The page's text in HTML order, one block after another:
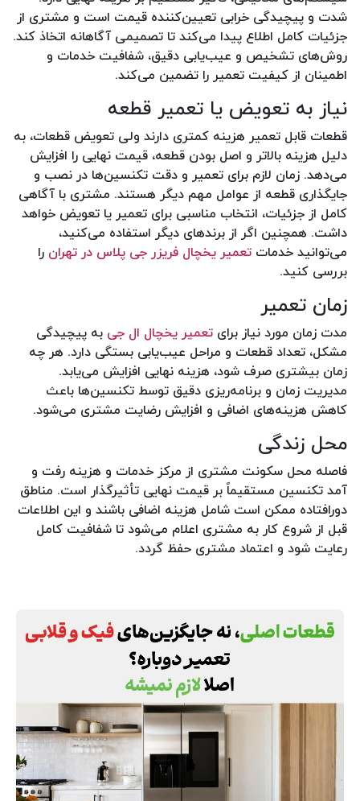
شدت و پیچیدگی خرابی تعیین‌کننده قیمت است و مشتری از
جزئیات کامل اطلاع پیدا می‌کند تا تصمیمی آگاهانه اتخاذ کند.
روش‌های تشخیص و عیب‌یابی دقیق، شفافیت خدمات و
اطمینان از کیفیت تعمیر را تضمین می‌کند.
نیاز به تعویض یا تعمیر قطعه
قطعات قابل تعمیر هزینه کمتری دارند ولی تعویض قطعات، به
دلیل هزینه بالاتر و اصل بودن قطعه، قیمت نهایی را افزایش
می‌دهد. زمان لازم برای تعمیر و دقت تکنسین‌ها در نصب و
جایگذاری قطعه از عوامل مهم دیگر هستند. مشتری با آگاهی
کامل از جزئیات، انتخاب مناسبی برای تعمیر یا تعویض خواهد
داشت. همچنین اگر از برندهای دیگر استفاده می‌کنید،
می‌توانید خدمات تعمیر یخچال فریزر جی پلاس در تهران را
بررسی کنید.
زمان تعمیر
مدت زمان مورد نیاز برای تعمیر یخچال ال جی به پیچیدگی
مشکل، تعداد قطعات و مراحل عیب‌یابی بستگی دارد. هر چه
زمان بیشتری صرف شود، هزینه نهایی افزایش می‌یابد.
مدیریت زمان و برنامه‌ریزی دقیق توسط تکنسین‌ها باعث
کاهش هزینه‌های اضافی و افزایش رضایت مشتری می‌شود.
محل زندگی
فاصله محل سکونت مشتری از مرکز خدمات و هزینه رفت و
آمد تکنسین مستقیماً بر قیمت نهایی تأثیرگذار است. مناطق
دورافتاده ممکن است شامل هزینه اضافی باشند و این اطلاعات
قبل از شروع کار به مشتری اعلام می‌شود تا شفافیت کامل
رعایت شود و اعتماد مشتری حفظ گردد.